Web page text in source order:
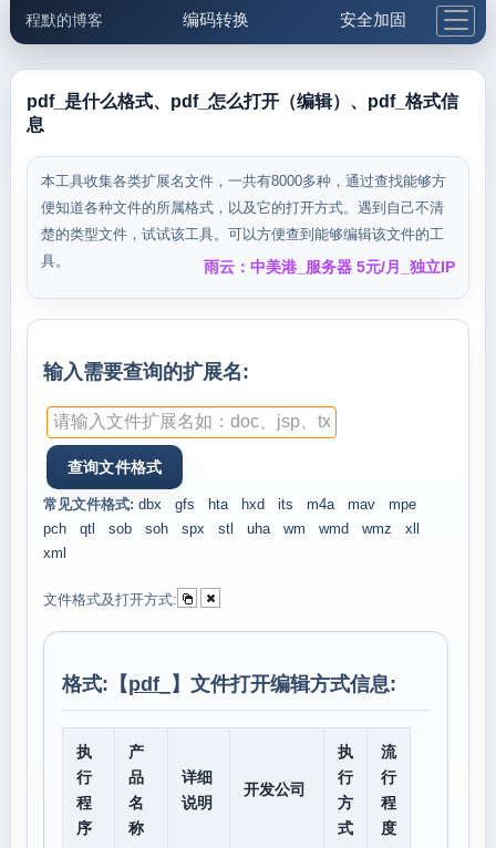
程默的博客 编码转换 安全加固
邮件工具 生活便民 更多工具
pdf_是什么格式、pdf_怎么打开（编辑）、pdf_格式信
息
本工具收集各类扩展名文件，一共有8000多种，通过查找能够方
便知道各种文件的所属格式，以及它的打开方式。遇到自己不清
楚的类型文件，试试该工具。可以方便查到能够编辑该文件的工
具。
雨云：中美港_服务器 5元/月_独立IP
输入需要查询的扩展名:
常见文件格式: dbx gfs hta hxd its m4a mav
mpe
pch
qtl sob soh spx stl uha wm wmd wmz
xll
xml
文件格式及打开方式:
格式:【pdf_ 】文件打开编辑方式信息:
执
行
程
序
产
品
名
称
详细
说明
开发公司
执
行
方
式
流
行
程
度